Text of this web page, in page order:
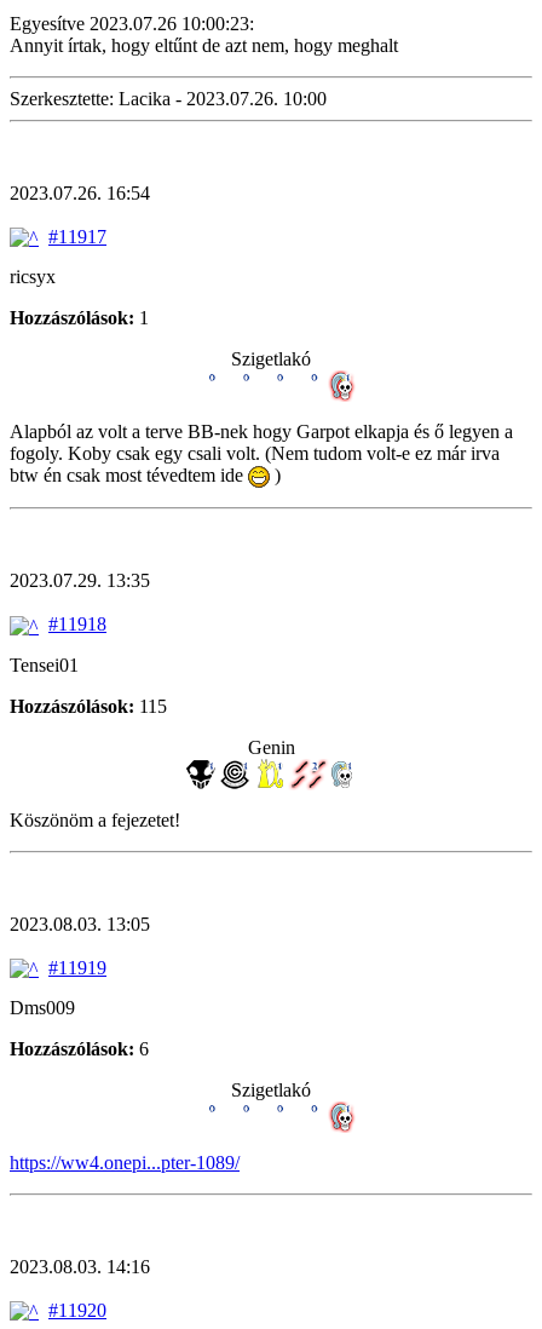
Egyesítve 2023.07.26 10:00:23:
Annyit írtak, hogy eltűnt de azt nem, hogy meghalt
Szerkesztette: Lacika - 2023.07.26. 10:00
2023.07.26. 16:54
#11917
ricsyx
Hozzászólások: 1
Szigetlakó
Alapból az volt a terve BB-nek hogy Garpot elkapja és ő legyen a
fogoly. Koby csak egy csali volt. (Nem tudom volt-e ez már irva
btw én csak most tévedtem ide
)
2023.07.29. 13:35
#11918
Tensei01
Hozzászólások: 115
Genin
Köszönöm a fejezetet!
2023.08.03. 13:05
#11919
Dms009
Hozzászólások: 6
Szigetlakó
https://ww4.onepi...pter-1089/
2023.08.03. 14:16
#11920